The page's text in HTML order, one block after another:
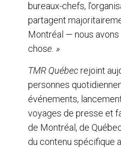
bureaux-chefs,
partagent
Montréal — nous
chose. »
TMR Québecrejoint
personnes
événements,
voyages de presse et
de Montréal, de
du contenu spécifique